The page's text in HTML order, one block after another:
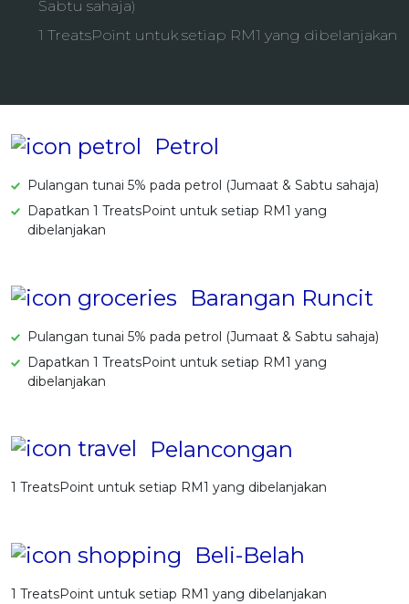
Insurans
Pelaburan
Pinjaman Perumahan
Pinjaman Kereta
SPECIAL PROMO
Sabtu sahaja)
1 TreatsPoint untuk setiap RM1 yang dibelanjakan
Petrol
Pulangan tunai 5% pada petrol (Jumaat & Sabtu sahaja)
Dapatkan 1 TreatsPoint untuk setiap RM1 yang
dibelanjakan
Barangan Runcit
Pulangan tunai 5% pada petrol (Jumaat & Sabtu sahaja)
Dapatkan 1 TreatsPoint untuk setiap RM1 yang
dibelanjakan
Pelancongan
1 TreatsPoint untuk setiap RM1 yang dibelanjakan
Beli-Belah
1 TreatsPoint untuk setiap RM1 yang dibelanjakan